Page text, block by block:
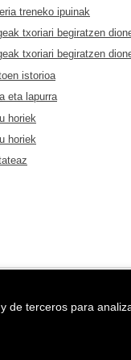
treneko ipuinak
txoriari begiratzen
txoriari begiratzen
istorioa
eta lapurra
horiek
horiek
etorbidea 107.
de terceros para